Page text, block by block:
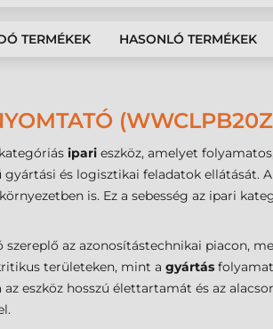
TERMÉKEK HASONLÓ TERMÉKEK
ipari eszköz, amelyet
és logisztikai feladatok ellátását.
is. Ez a sebesség az ipari
az azonosítástechnikai piacon,
területeken, mint a gyártás
eszköz hosszú élettartamát és az